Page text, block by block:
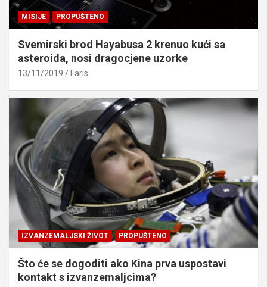
MISIJE PROPUŠTENO
Svemirski brod Hayabusa 2 krenuo kući sa
asteroida, nosi dragocjene uzorke
13/11/2019 Faris
IZVANZEMALJSKI ŽIVOT PROPUŠTENO
Što će se dogoditi ako Kina prva uspostavi
kontakt s izvanzemaljcima?